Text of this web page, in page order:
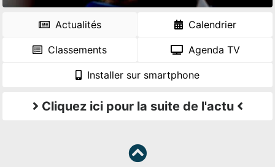
Actualités Calendrier
Classements Agenda TV
Installer sur smartphone
Cliquez ici pour la suite de l'actu